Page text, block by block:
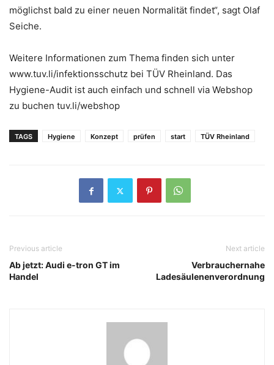
möglichst bald zu einer neuen Normalität findet“, sagt Olaf
Seiche.
Weitere Informationen zum Thema finden sich unter
www.tuv.li/infektionsschutz bei TÜV Rheinland. Das
Hygiene-Audit ist auch einfach und schnell via Webshop
zu buchen tuv.li/webshop
TAGS Hygiene Konzept prüfen start TÜV Rheinland
Previous article
Ab jetzt: Audi e-tron GT im
Handel
Next article
Verbrauchernahe
Ladesäulenenverordnung